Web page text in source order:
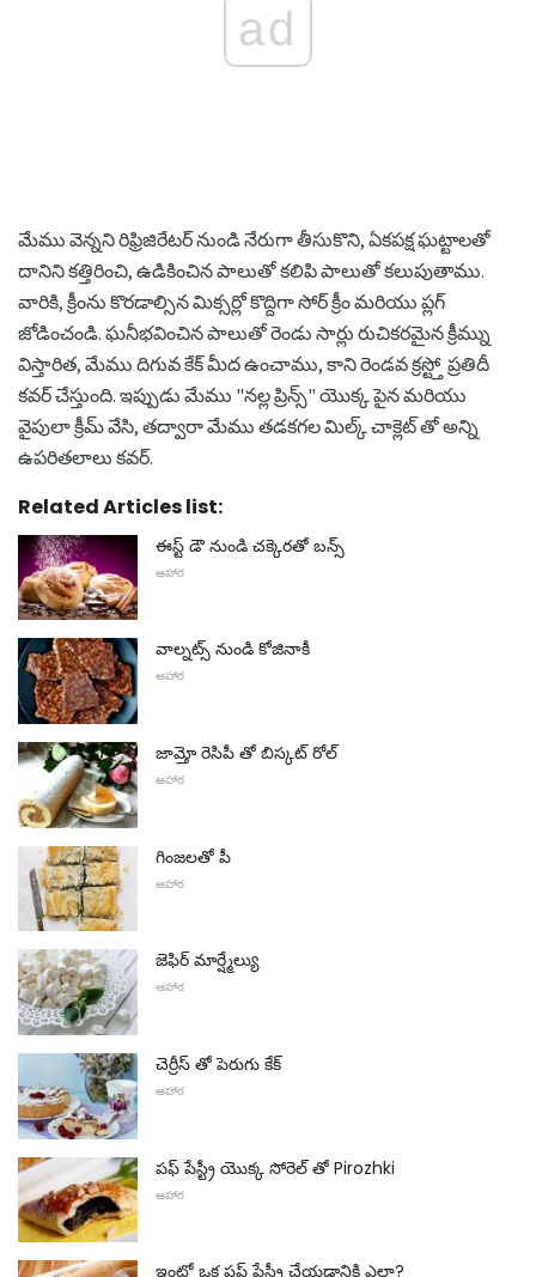
ad
మేము వెన్నని రిఫ్రిజిరేటర్ నుండి నేరుగా తీసుకొని, ఏకపక్ష ఘట్టాలతో
దానిని కత్తిరించి, ఉడికించిన పాలుతో కలిపి పాలుతో కలుపుతాము.
వారికి, క్రీంను కొరడాల్సిన మిక్సర్లో కొద్దిగా సోర్ క్రీం మరియు ప్లగ్
జోడించండి. ఘనీభవించిన పాలుతో రెండు సార్లు రుచికరమైన క్రీమ్ను
విస్తారిత, మేము దిగువ కేక్ మీద ఉంచాము, కాని రెండవ క్రస్ట్తో ప్రతిదీ
కవర్ చేస్తుంది. ఇప్పుడు మేము "నల్ల ప్రిన్స్" యొక్క పైన మరియు
వైపులా క్రీమ్ వేసి, తద్వారా మేము తడకగల మిల్క్ చాక్లెట్ తో అన్ని
ఉపరితలాలు కవర్.
Related Articles list:
ఈస్ట్ డౌ నుండి చక్కెరతో బన్స్
ఆహార
వాల్నట్స్ నుండి కోజినాకీ
ఆహార
జామ్తో రెసిపీ తో బిస్కట్ రోల్
ఆహార
గింజలతో పీ
ఆహార
జెఫిర్ మార్ష్మేల్యు
ఆహార
చెర్రీస్ తో పెరుగు కేక్
ఆహార
పఫ్ పేస్ట్రీ యొక్క సోరెల్ తో Pirozhki
ఆహార
ఇంట్లో ఒక పఫ్ పేస్ట్రీ చేయడానికి ఎలా?